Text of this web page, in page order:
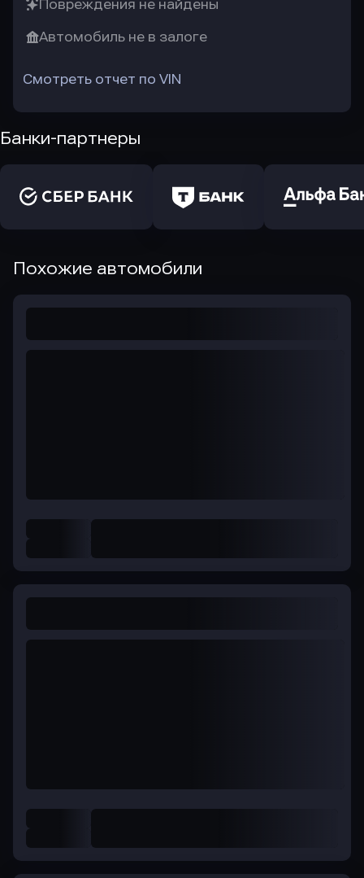
Повреждения не найдены
Автомобиль не в залоге
Смотреть отчет по VIN
Банки-партнеры
Похожие автомобили